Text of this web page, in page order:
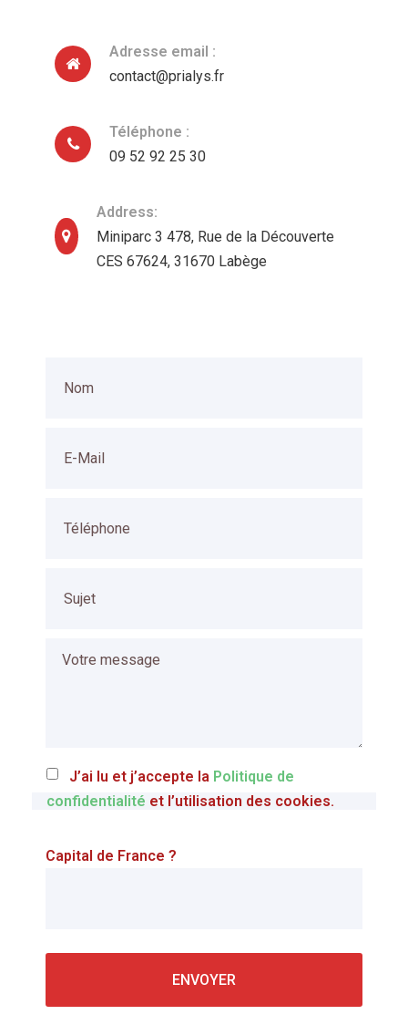
Adresse email :
contact@prialys.fr
Téléphone :
09 52 92 25 30
Address:
Miniparc 3 478, Rue de la Découverte
CES 67624, 31670 Labège
J’ai lu et j’accepte la Politique de
confidentialité et l’utilisation des cookies.
Capital de France ?